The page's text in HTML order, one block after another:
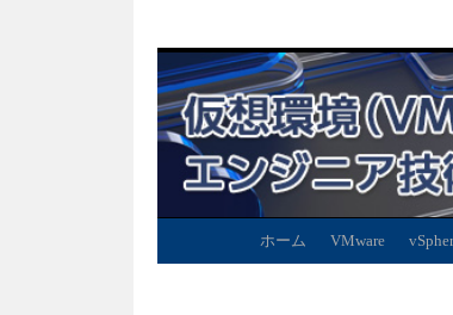
ホーム VMware